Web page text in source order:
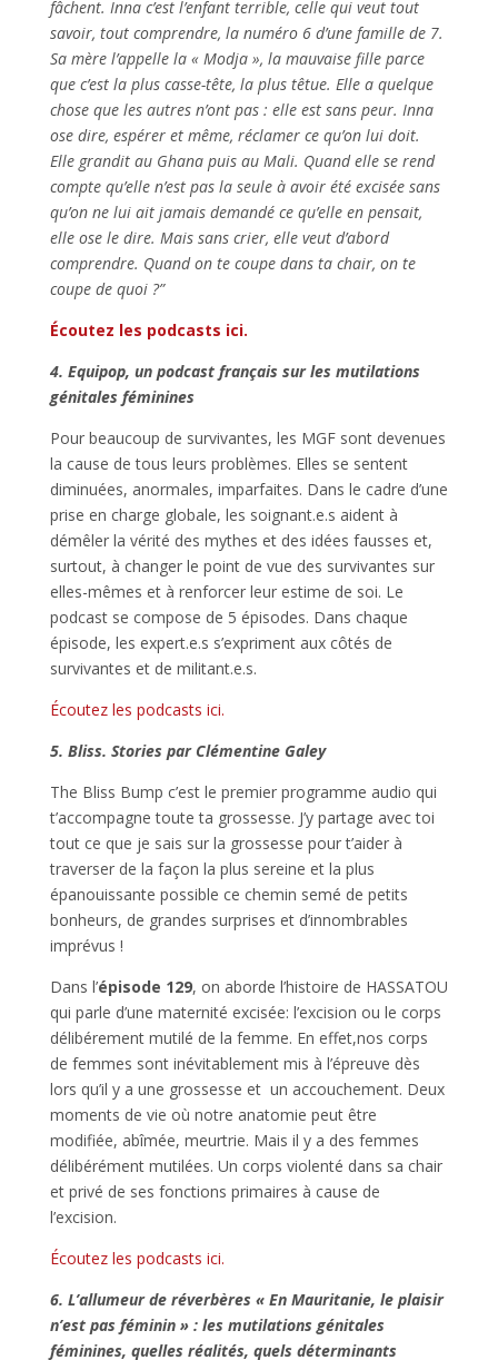
fâchent. Inna c’est l’enfant terrible, celle qui veut tout
savoir, tout comprendre, la numéro 6 d’une famille de 7.
Sa mère l’appelle la « Modja », la mauvaise fille parce
que c’est la plus casse-tête, la plus têtue. Elle a quelque
chose que les autres n’ont pas : elle est sans peur. Inna
ose dire, espérer et même, réclamer ce qu’on lui doit.
Elle grandit au Ghana puis au Mali. Quand elle se rend
compte qu’elle n’est pas la seule à avoir été excisée sans
qu’on ne lui ait jamais demandé ce qu’elle en pensait,
elle ose le dire. Mais sans crier, elle veut d’abord
comprendre. Quand on te coupe dans ta chair, on te
coupe de quoi ?”
Écoutez les podcasts ici.
4. Equipop, un podcast français sur les mutilations
génitales féminines
Pour beaucoup de survivantes, les MGF sont devenues
la cause de tous leurs problèmes. Elles se sentent
diminuées, anormales, imparfaites. Dans le cadre d’une
prise en charge globale, les soignant.e.s aident à
démêler la vérité des mythes et des idées fausses et,
surtout, à changer le point de vue des survivantes sur
elles-mêmes et à renforcer leur estime de soi. Le
podcast se compose de 5 épisodes. Dans chaque
épisode, les expert.e.s s’expriment aux côtés de
survivantes et de militant.e.s.
Écoutez les podcasts ici.
5. Bliss. Stories par Clémentine Galey
The Bliss Bump c’est le premier programme audio qui
t’accompagne toute ta grossesse. J’y partage avec toi
tout ce que je sais sur la grossesse pour t’aider à
traverser de la façon la plus sereine et la plus
épanouissante possible ce chemin semé de petits
bonheurs, de grandes surprises et d’innombrables
imprévus !
Dans l’épisode 129, on aborde l’histoire de HASSATOU
qui parle d’une maternité excisée: l’excision ou le corps
délibérement mutilé de la femme. En effet,nos corps
de femmes sont inévitablement mis à l’épreuve dès
lors qu’il y a une grossesse et un accouchement. Deux
moments de vie où notre anatomie peut être
modifiée, abîmée, meurtrie. Mais il y a des femmes
délibérément mutilées. Un corps violenté dans sa chair
et privé de ses fonctions primaires à cause de
l’excision.
Écoutez les podcasts ici.
6. L’allumeur de réverbères « En Mauritanie, le plaisir
n’est pas féminin » : les mutilations génitales
féminines, quelles réalités, quels déterminants